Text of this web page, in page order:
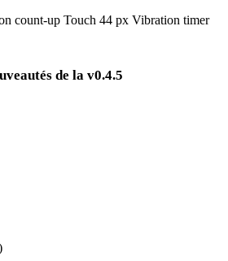
count-up Touch 44 px Vibration timer
de la v0.4.5